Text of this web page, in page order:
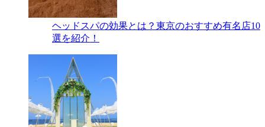
ヘッドスパの効果とは？東京のおすすめ有名店10
選を紹介！